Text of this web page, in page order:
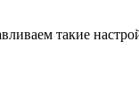
такие